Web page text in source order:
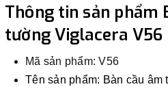
- Showroom Thanh Hương Địa
phường Cát Linh, quận Đống Đa,
3. Chuyển khoản qua ngân
Thông tin sản phẩm
tường Viglacera V56
Mã sản phẩm: V56
Tên sản phẩm: Bàn cầu âm